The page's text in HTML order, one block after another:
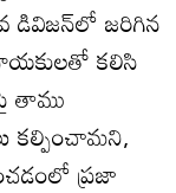
డివిజన్‌లో జరిగిన
కలిసి
తాము
కల్పించామని,
ప్రజా